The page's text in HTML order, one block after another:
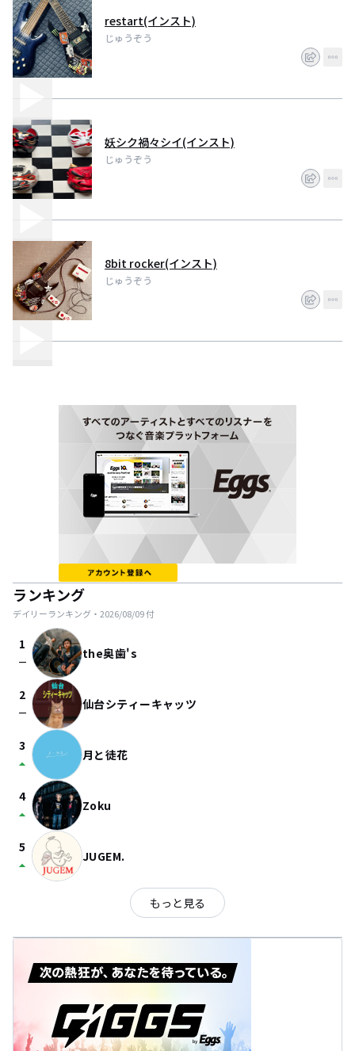
restart(インスト)
じゅうぞう
妖シク禍々シイ(インスト)
じゅうぞう
8bit rocker(インスト)
じゅうぞう
ランキング
デイリーランキング・ 2026/08/09付
1
check_indeterminate_small the奥歯's
2
check_indeterminate_small 仙台シティーキャッツ
3
arrow_drop_up 月と徒花
4
arrow_drop_up Zoku
5
arrow_drop_up JUGEM.
もっと見る